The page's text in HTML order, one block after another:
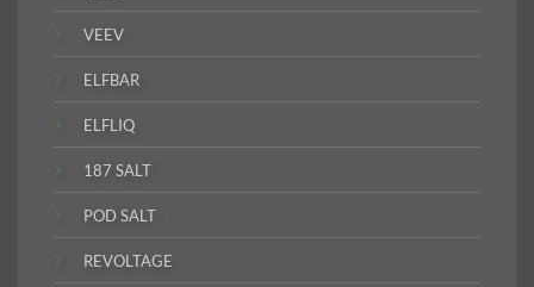
VEEV
ELFBAR
ELFLIQ
187 SALT
POD SALT
REVOLTAGE